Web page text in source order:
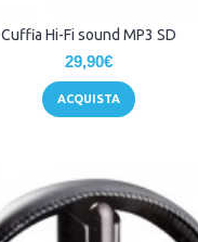
Cuffia Hi-Fi sound MP3 SD
29,90€
ACQUISTA